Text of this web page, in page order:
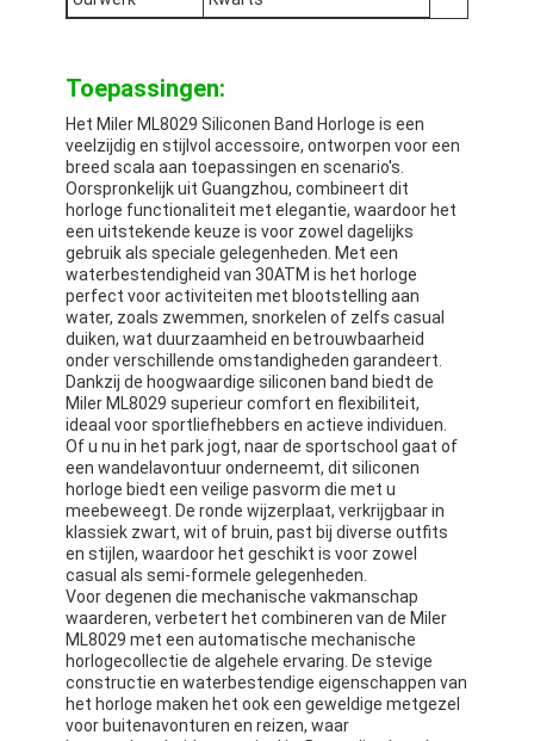
Toepassingen:
Het Miler ML8029 Siliconen Band Horloge is een
veelzijdig en stijlvol accessoire, ontworpen voor een
breed scala aan toepassingen en scenario's.
Oorspronkelijk uit Guangzhou, combineert dit
horloge functionaliteit met elegantie, waardoor het
een uitstekende keuze is voor zowel dagelijks
gebruik als speciale gelegenheden. Met een
waterbestendigheid van 30ATM is het horloge
perfect voor activiteiten met blootstelling aan
water, zoals zwemmen, snorkelen of zelfs casual
duiken, wat duurzaamheid en betrouwbaarheid
onder verschillende omstandigheden garandeert.
Dankzij de hoogwaardige siliconen band biedt de
Miler ML8029 superieur comfort en flexibiliteit,
ideaal voor sportliefhebbers en actieve individuen.
Of u nu in het park jogt, naar de sportschool gaat of
een wandelavontuur onderneemt, dit siliconen
horloge biedt een veilige pasvorm die met u
meebeweegt. De ronde wijzerplaat, verkrijgbaar in
klassiek zwart, wit of bruin, past bij diverse outfits
en stijlen, waardoor het geschikt is voor zowel
casual als semi-formele gelegenheden.
Voor degenen die mechanische vakmanschap
waarderen, verbetert het combineren van de Miler
ML8029 met een automatische mechanische
horlogecollectie de algehele ervaring. De stevige
constructie en waterbestendige eigenschappen van
het horloge maken het ook een geweldige metgezel
voor buitenavonturen en reizen, waar